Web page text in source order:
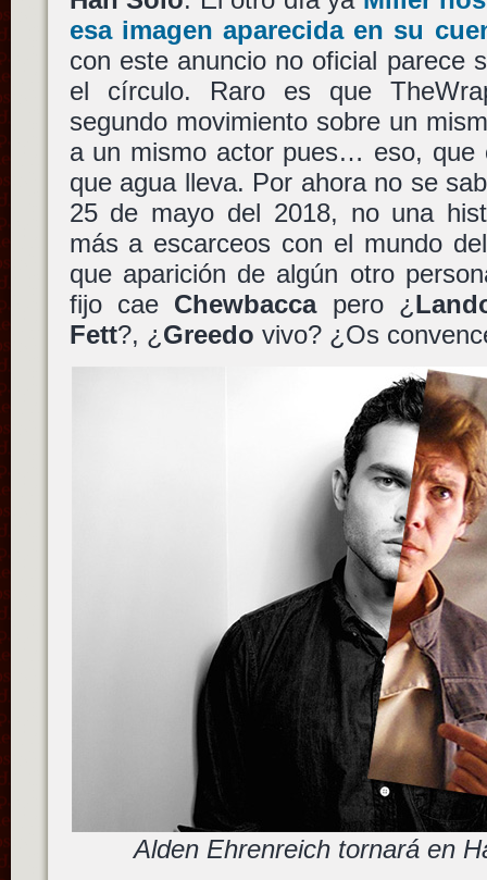
esa imagen aparecida en su
con este anuncio no oficial parece
el círculo. Raro es que
segundo movimiento sobre un
a un mismo actor pues… eso, que
que agua lleva. Por ahora no se
25 de mayo del 2018, no una
más a escarceos con el mundo
que aparición de algún otro
fijo cae Chewbaccapero ¿
Fett?, ¿ Greedo vivo? ¿Os
Alden Ehrenreich tornará en